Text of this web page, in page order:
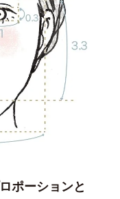
ポーションと